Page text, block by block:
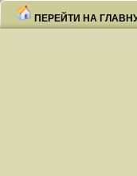
ПЕРЕЙТИ НА